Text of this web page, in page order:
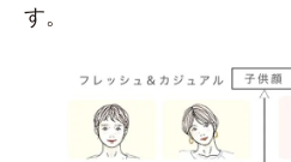
す。